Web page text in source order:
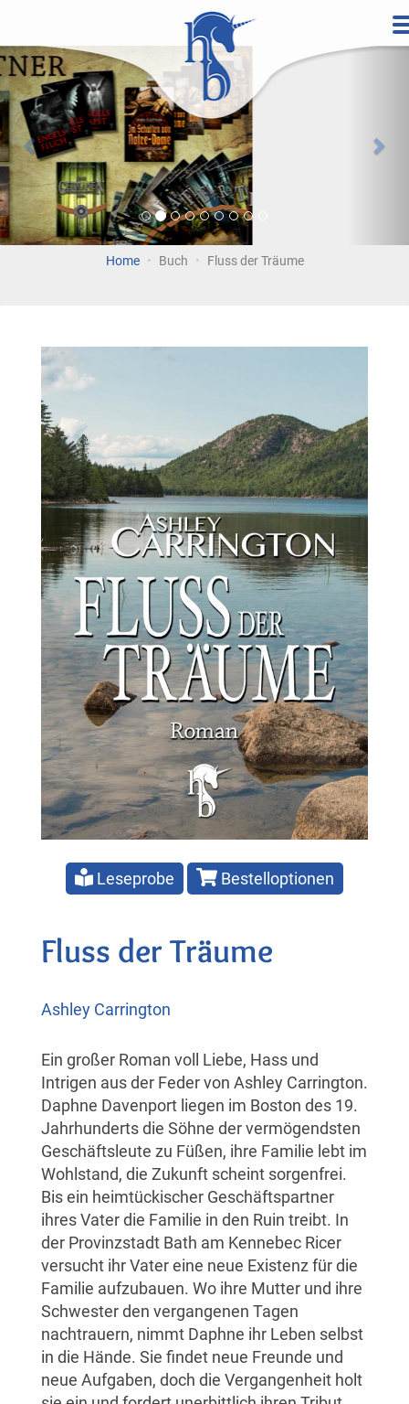
InhaltVorherige
Home Buch Fluss der Träume
Leseprobe Bestelloptionen
Fluss der Träume
Ashley Carrington
Ein großer Roman voll Liebe, Hass und
Intrigen aus der Feder von Ashley Carrington.
Daphne Davenport liegen im Boston des 19.
Jahrhunderts die Söhne der vermögendsten
Geschäftsleute zu Füßen, ihre Familie lebt im
Wohlstand, die Zukunft scheint sorgenfrei.
Bis ein heimtückischer Geschäftspartner
ihres Vater die Familie in den Ruin treibt. In
der Provinzstadt Bath am Kennebec Ricer
versucht ihr Vater eine neue Existenz für die
Familie aufzubauen. Wo ihre Mutter und ihre
Schwester den vergangenen Tagen
nachtrauern, nimmt Daphne ihr Leben selbst
in die Hände. Sie findet neue Freunde und
neue Aufgaben, doch die Vergangenheit holt